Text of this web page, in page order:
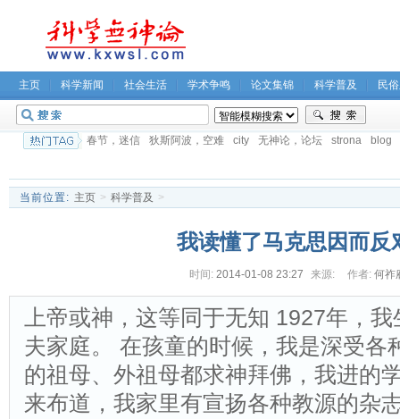
主页 科学新闻 社会生活 学术争鸣 论文集锦 科学普及 民
春节，迷信 狄斯阿波，空难 city 无神论，论坛 strona blog
当前位置: 主页 > 科学普及 >
我读懂了马克思因而反
时间: 2014-01-08 23:27 来源: 作者: 何祚
上帝或神，这等同于无知 1927年，
夫家庭。 在孩童的时候，我是深受各
的祖母、外祖母都求神拜佛，我进的
来布道，我家里有宣扬各种教源的杂